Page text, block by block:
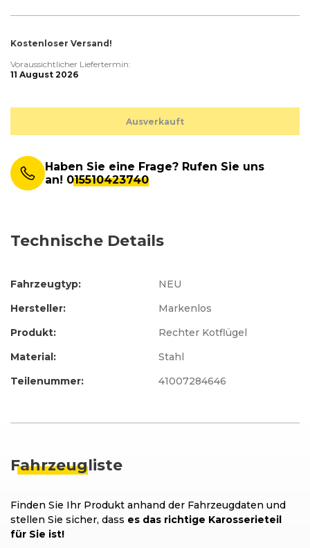
Kostenloser Versand!
Voraussichtlicher Liefertermin:
11 August 2026
Ausverkauft
Haben Sie eine Frage? Rufen Sie uns
an! 015510423740
Technische Details
Hersteller:
Markenlos
Produkt:
Rechter Kotflügel
Fahrzeugtyp: NEU
Material:
Stahl
Teilenummer:
41007284646
Fahrzeugliste
Finden Sie Ihr Produkt anhand der Fahrzeugdaten und
stellen Sie sicher, dass es das richtige Karosserieteil
für Sie ist!